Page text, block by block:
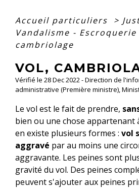
Accueil particuliers >
Vandalisme - Escroquerie
cambriolage
VOL,
Vérifié le 28 Dec 2022 - Direction de
administrative (Première ministre),
Le vol est le fait de prendre,
bien ou une chose appartenant
en existe plusieurs formes : vol
aggravé par au moins une
aggravante. Les peines sont
gravité du vol. Des peines
peuvent s'ajouter aux peines